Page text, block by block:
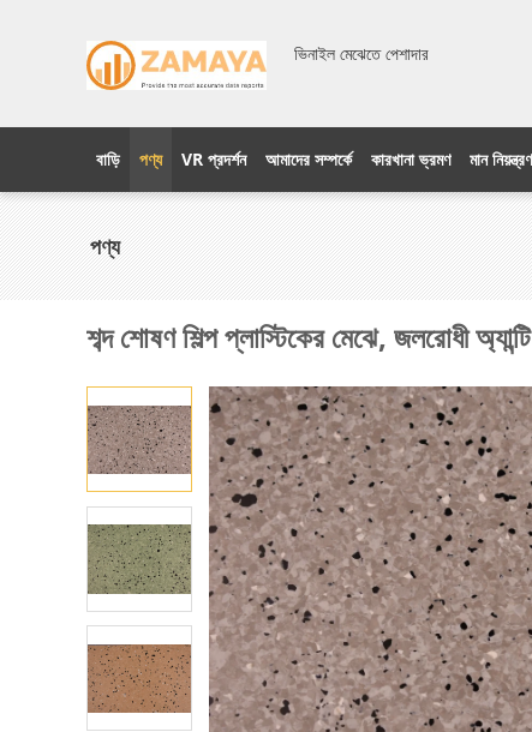
ভিনাইল মেঝেতে পেশাদার
বাড়ি পণ্য VR প্রদর্শন আমাদের সম্পর্কে কারখানা ভ্রমণ মান নিয়ন্ত্রণ
পণ্য
শব্দ শোষণ শিল্প প্লাস্টিকের মেঝে, জলরোধী